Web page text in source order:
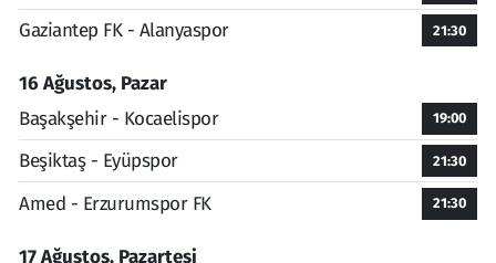
Gaziantep FK - Alanyaspor 21:30
16 Ağustos, Pazar
Başakşehir - Kocaelispor
19:00
Beşiktaş - Eyüpspor 21:30
Amed - Erzurumspor FK 21:30
17 Ağustos, Pazartesi